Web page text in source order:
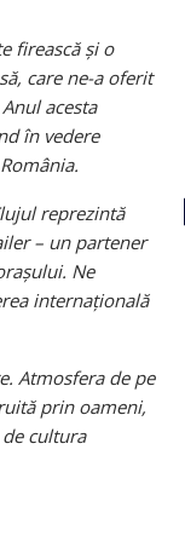
firească și o
care ne-a oferit
acesta
în vedere
reprezintă
– un partener
Ne
internațională
Atmosfera de pe
prin oameni,
cultura